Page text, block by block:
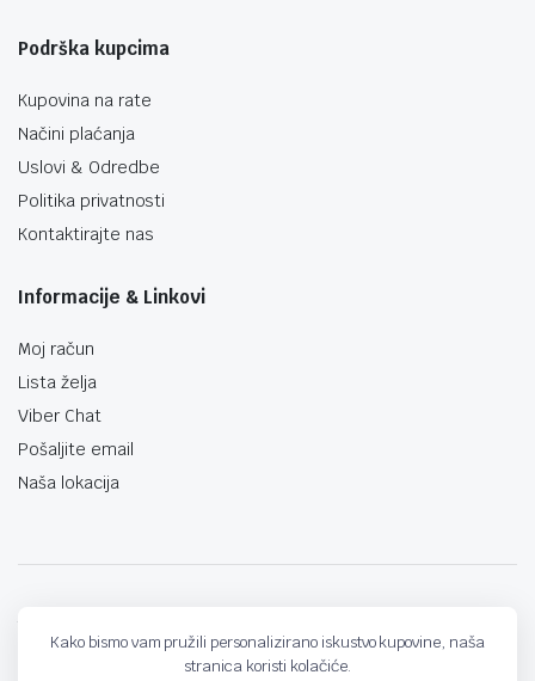
Podrška kupcima
Kupovina na rate
Načini plaćanja
Uslovi & Odredbe
Politika privatnosti
Kontaktirajte nas
Informacije & Linkovi
Moj račun
Lista želja
Viber Chat
Pošaljite email
Naša lokacija
Kako bismo vam pružili personalizirano iskustvo kupovine, naša
stranica koristi kolačiće.